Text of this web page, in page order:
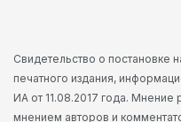
Свидетельство о постановке
печатного издания,
ИА от 11.08.2017 года. Мнение
мнением авторов и